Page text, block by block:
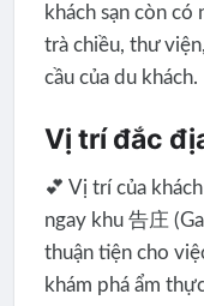
khách sạn còn
trà chiều, thư
cầu của du khách.
Vị trí đắc
💕 Vị trí của
ngay khu 告庄
thuận tiện cho
khám phá ẩm